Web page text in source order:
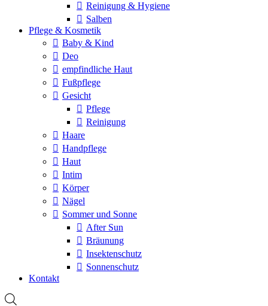
Reinigung & Hygiene
Salben
Pflege & Kosmetik
Baby & Kind
Deo
empfindliche Haut
Fußpflege
Gesicht
Pflege
Reinigung
Haare
Handpflege
Haut
Intim
Körper
Nägel
Sommer und Sonne
After Sun
Bräunung
Insektenschutz
Sonnenschutz
Kontakt